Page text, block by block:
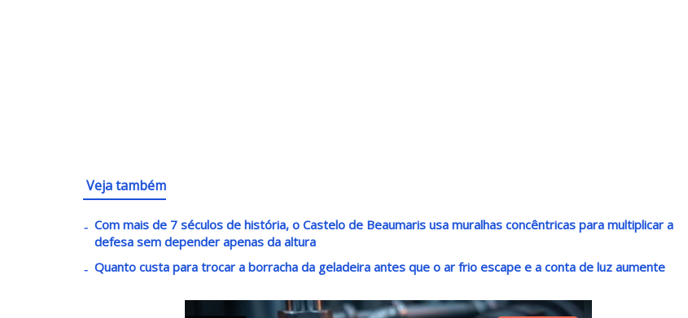
Veja também
Com mais de 7 séculos de história, o Castelo de Beaumaris usa muralhas concêntricas para multiplicar a
defesa sem depender apenas da altura
Quanto custa para trocar a borracha da geladeira antes que o ar frio escape e a conta de luz aumente